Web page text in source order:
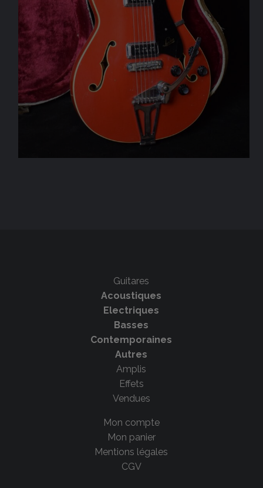
Guitares
Acoustiques
Electriques
Basses
Contemporaines
Autres
Amplis
Effets
Vendues
Mon compte
Mon panier
Mentions légales
CGV